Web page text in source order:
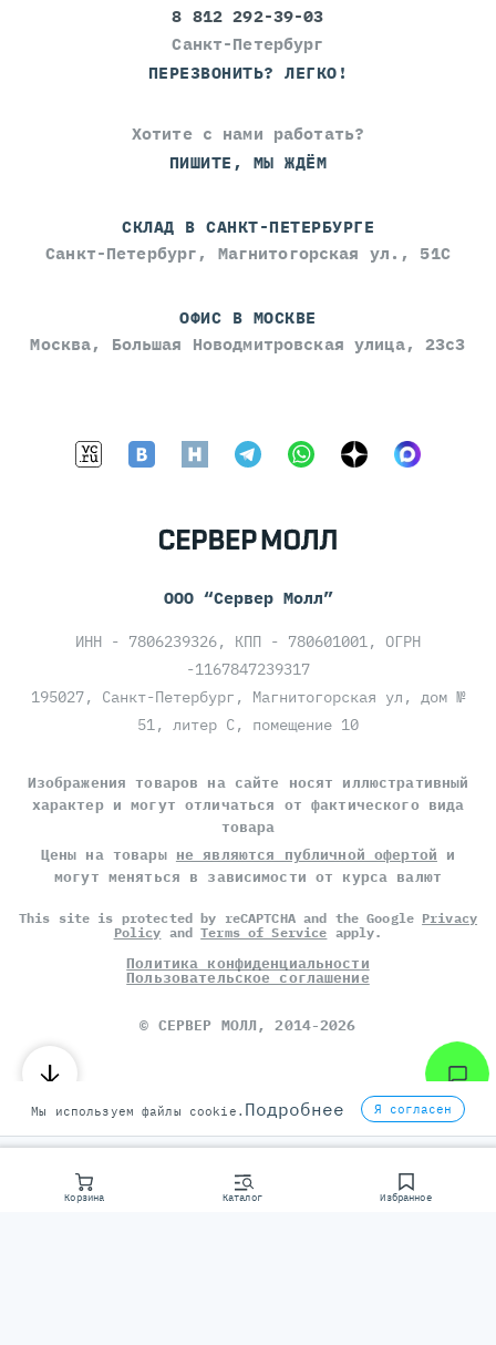
Корзина Каталог Избранное
8 812 292-39-03
Санкт-Петербург
ПЕРЕЗВОНИТЬ? ЛЕГКО!
Хотите с нами работать?
ПИШИТЕ, МЫ ЖДЁМ
СКЛАД В САНКТ-ПЕТЕРБУРГЕ
Санкт-Петербург, Магнитогорская ул., 51С
ОФИС В МОСКВЕ
Москва, Большая Новодмитровская улица, 23с3
ООО “Сервер Молл”
ИНН - 7806239326, КПП - 780601001, ОГРН
-1167847239317
195027, Санкт-Петербург, Магнитогорская ул, дом №
51, литер С, помещение 10
Изображения товаров на сайте носят иллюстративный
характер и могут отличаться от фактического вида
товара
Цены на товары не являются публичной офертой и
могут меняться в зависимости от курса валют
This site is protected by reCAPTCHA and the Google Privacy
Policy andTerms of Service apply.
Политика конфиденциальности
Пользовательское соглашение
© СЕРВЕР МОЛЛ, 2014-2026
Мы используем файлы cookie. Подробнее Я согласен